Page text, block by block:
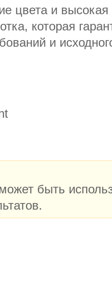
цвета и
которая
и
быть